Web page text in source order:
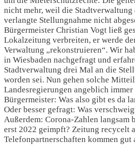
nicht mehr, weil die
verlangte Stellungnahme nicht
Bürgermeister Christian Vogt ließ
Lokalzeitung verbreiten, er werde
Verwaltung „rekonstruieren“. Wir
in Wiesbaden nachgefragt und
Stadtverwaltung drei Mal an die
worden sei. Nun gehen solche
Landesregierungen angeblich
Bürgermeister: Was also gibt es da
Oder besser gefragt: Was
Außerdem: Corona-Zahlen langsam
erst 2022 geimpft? Zeitung recycelt
Telefonpartnerschaften kommen gut